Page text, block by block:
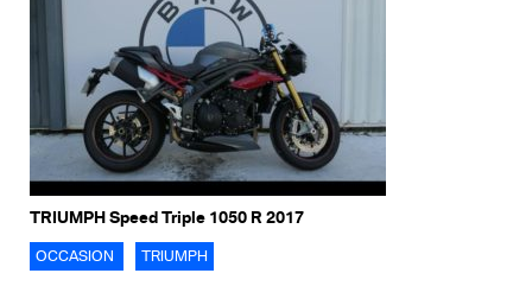
TRIUMPH Speed Triple 1050 R 2017
OCCASION TRIUMPH